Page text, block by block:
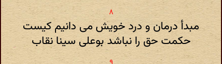
مبدأ درمان و درد خویش می دانیم کیست
حکمت حق را نباشد بوعلی سینا نقاب